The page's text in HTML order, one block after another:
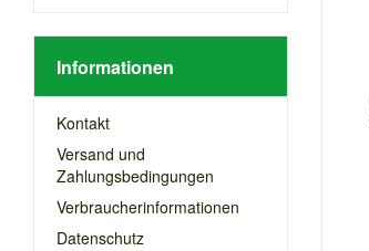
Informationen
Kontakt
Versand und
Zahlungsbedingungen
Verbraucherinformationen
Datenschutz